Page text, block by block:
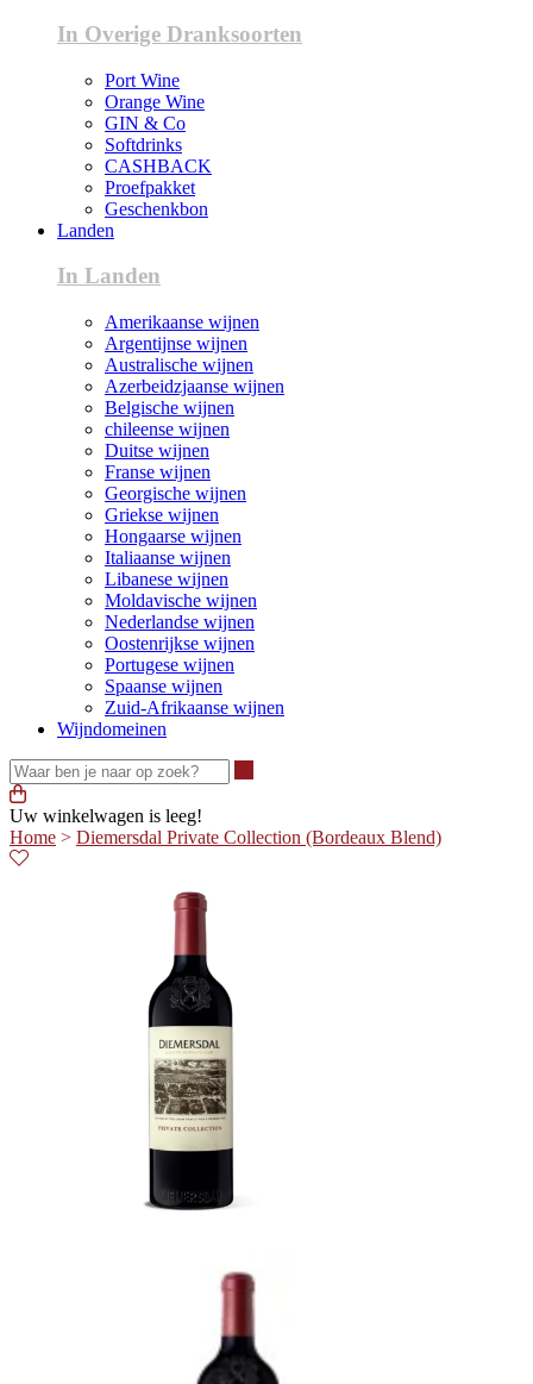
In Overige Dranksoorten
Port Wine
Orange Wine
GIN & Co
Softdrinks
CASHBACK
Proefpakket
Geschenkbon
Landen
In Landen
Amerikaanse wijnen
Argentijnse wijnen
Australische wijnen
Azerbeidzjaanse wijnen
Belgische wijnen
chileense wijnen
Duitse wijnen
Franse wijnen
Georgische wijnen
Griekse wijnen
Hongaarse wijnen
Italiaanse wijnen
Libanese wijnen
Moldavische wijnen
Nederlandse wijnen
Oostenrijkse wijnen
Portugese wijnen
Spaanse wijnen
Zuid-Afrikaanse wijnen
Wijndomeinen
Uw winkelwagen is leeg!
Home > Diemersdal Private Collection (Bordeaux Blend)